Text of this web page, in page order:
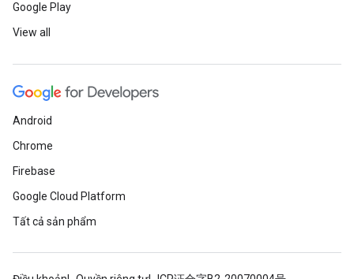
Google Play
View all
Android
Chrome
Firebase
Google Cloud Platform
Tất cả sản phẩm